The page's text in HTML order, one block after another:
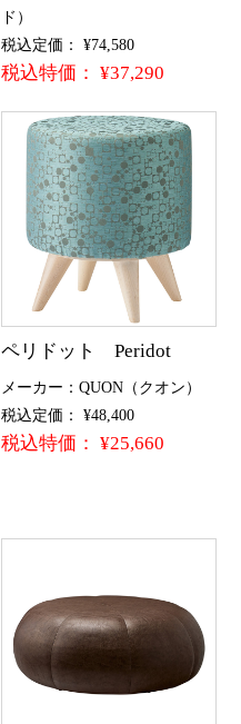
ド）
税込定価： ¥74,580
税込特価： ¥37,290
ペリドット Peridot
メーカー：QUON（クオン）
税込定価： ¥48,400
税込特価： ¥25,660